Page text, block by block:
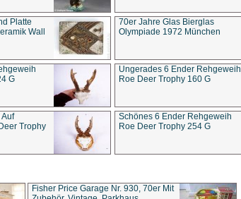
Platte
Wall
70er Jahre Glas Bierglas
Olympiade 1972 München
G
Ungerades 6 Ender Rehgeweih
Roe Deer Trophy 160 G
Trophy
Schönes 6 Ender Rehgeweih
Roe Deer Trophy 254 G
Fisher Price Garage Nr. 930, 70er Mit